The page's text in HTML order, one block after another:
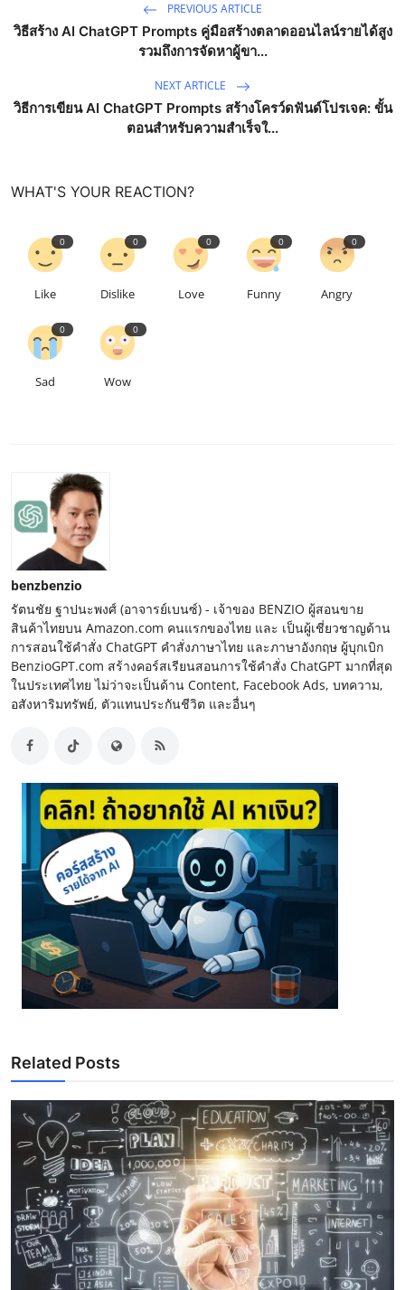
PREVIOUS ARTICLE
วิธีสร้าง AI ChatGPT Prompts คู่มือสร้างตลาดออนไลน์รายได้สูง
รวมถึงการจัดหาผู้ขา...
NEXT ARTICLE
วิธีการเขียน AI ChatGPT Prompts สร้างโครว์ดฟันด์โปรเจค: ขั้น
ตอนสำหรับความสำเร็จใ...
WHAT'S YOUR REACTION?
0
Like
0
Dislike
0
Love
0
Funny
0
Angry
0
Sad
0
Wow
benzbenzio
รัตนชัย ฐาปนะพงศ์ (อาจารย์เบนซ์) - เจ้าของ BENZIO ผู้สอนขาย
สินค้าไทยบน Amazon.com คนแรกของไทย และ เป็นผู้เชี่ยวชาญด้าน
การสอนใช้คำสั่ง ChatGPT คำสั่งภาษาไทย และภาษาอังกฤษ ผู้บุกเบิก
BenzioGPT.com สร้างคอร์สเรียนสอนการใช้คำสั่ง ChatGPT มากที่สุด
ในประเทศไทย ไม่ว่าจะเป็นด้าน Content, Facebook Ads, บทความ,
อสังหาริมทรัพย์, ตัวแทนประกันชีวิต และอื่นๆ
Related Posts